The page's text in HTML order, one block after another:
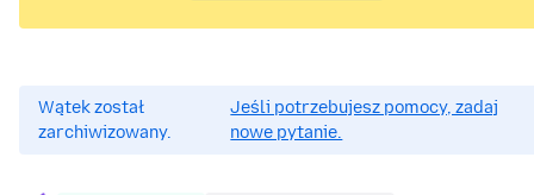
Wątek został
zarchiwizowany.
Jeśli potrzebujesz pomocy, zadaj
nowe pytanie.